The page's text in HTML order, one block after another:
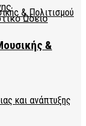
&
Ωδείο